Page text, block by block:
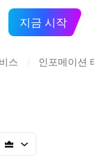
지금 시작
스 인포메이션